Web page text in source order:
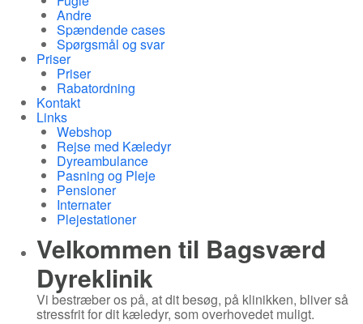
Andre
Spændende cases
Spørgsmål og svar
Priser
Priser
Rabatordning
Kontakt
Links
Webshop
Rejse med Kæledyr
Dyreambulance
Pasning og Pleje
Pensioner
Internater
Plejestationer
Velkommen til Bagsværd
Dyreklinik
Vi bestræber os på, at dit besøg, på klinikken, bliver så
stressfrit for dit kæledyr, som overhovedet muligt.